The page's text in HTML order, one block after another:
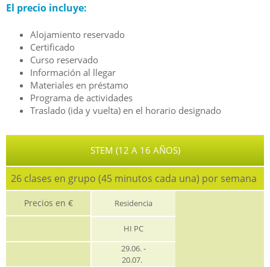
El precio incluye:
Alojamiento reservado
Certificado
Curso reservado
Información al llegar
Materiales en préstamo
Programa de actividades
Traslado (ida y vuelta) en el horario designado
STEM (12 A 16 AÑOS)
26 clases en grupo (45 minutos cada una) por semana
Precios en € Residencia
HI PC
29.06. -
20.07.